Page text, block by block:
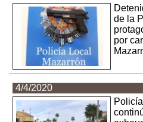
de la
por
4/4/2020